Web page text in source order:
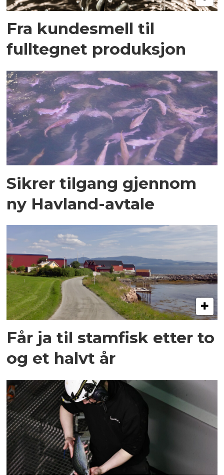
Fra kundesmell til
fulltegnet produksjon
Sikrer tilgang gjennom
ny Havland-avtale
Får ja til stamfisk etter to
og et halvt år